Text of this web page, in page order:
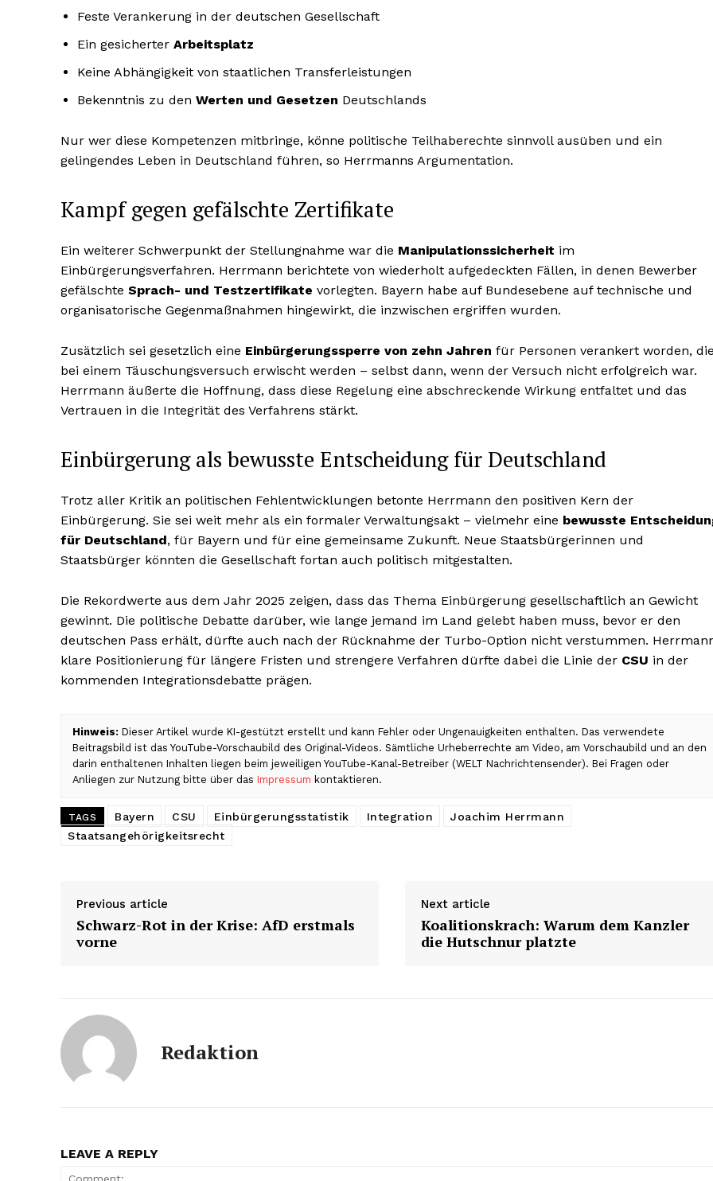
Feste Verankerung in der deutschen Gesellschaft
Ein gesicherter Arbeitsplatz
Keine Abhängigkeit von staatlichen Transferleistungen
Bekenntnis zu den Werten und Gesetzen Deutschlands
Nur wer diese Kompetenzen mitbringe, könne politische Teilhaberechte sinnvoll ausüben und ein
gelingendes Leben in Deutschland führen, so Herrmanns Argumentation.
Kampf gegen gefälschte Zertifikate
Ein weiterer Schwerpunkt der Stellungnahme war die Manipulationssicherheit im
Einbürgerungsverfahren. Herrmann berichtete von wiederholt aufgedeckten Fällen, in denen Bewerber
gefälschte Sprach- und Testzertifikate vorlegten. Bayern habe auf Bundesebene auf technische und
organisatorische Gegenmaßnahmen hingewirkt, die inzwischen ergriffen wurden.
Zusätzlich sei gesetzlich eine Einbürgerungssperre von zehn Jahren für Personen verankert worden,
bei einem Täuschungsversuch erwischt werden – selbst dann, wenn der Versuch nicht erfolgreich war.
Herrmann äußerte die Hoffnung, dass diese Regelung eine abschreckende Wirkung entfaltet und das
Vertrauen in die Integrität des Verfahrens stärkt.
Einbürgerung als bewusste Entscheidung für Deutschland
Trotz aller Kritik an politischen Fehlentwicklungen betonte Herrmann den positiven Kern der
Einbürgerung. Sie sei weit mehr als ein formaler Verwaltungsakt – vielmehr eine bewusste
für Deutschland, für Bayern und für eine gemeinsame Zukunft. Neue Staatsbürgerinnen und
Staatsbürger könnten die Gesellschaft fortan auch politisch mitgestalten.
Die Rekordwerte aus dem Jahr 2025 zeigen, dass das Thema Einbürgerung gesellschaftlich an Gewicht
gewinnt. Die politische Debatte darüber, wie lange jemand im Land gelebt haben muss, bevor er den
deutschen Pass erhält, dürfte auch nach der Rücknahme der Turbo-Option nicht verstummen.
klare Positionierung für längere Fristen und strengere Verfahren dürfte dabei die Linie der CSU in der
kommenden Integrationsdebatte prägen.
Hinweis: Dieser Artikel wurde KI-gestützt erstellt und kann Fehler oder Ungenauigkeiten enthalten. Das verwendete
Beitragsbild ist das YouTube-Vorschaubild des Original-Videos. Sämtliche Urheberrechte am Video, am Vorschaubild und an den
darin enthaltenen Inhalten liegen beim jeweiligen YouTube-Kanal-Betreiber (WELT Nachrichtensender). Bei Fragen oder
Anliegen zur Nutzung bitte über das Impressum kontaktieren.
TAGS Bayern CSU Einbürgerungsstatistik Integration
Joachim Herrmann
Staatsangehörigkeitsrecht
Previous article
Schwarz-Rot in der Krise: AfD erstmals
vorne
Next article
Koalitionskrach: Warum dem Kanzler
die Hutschnur platzte
Redaktion
LEAVE A REPLY